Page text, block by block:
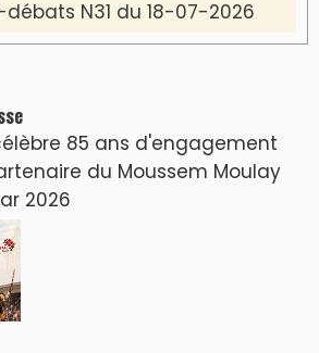
N31 du 18-07-2026
85 ans d'engagement
du Moussem Moulay
2026